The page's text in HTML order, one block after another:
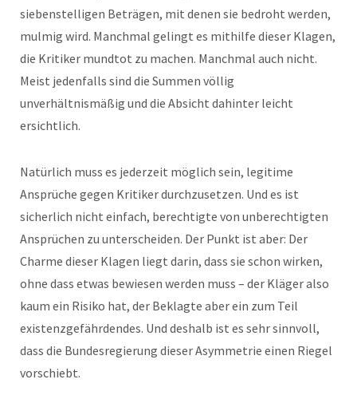
siebenstelligen Beträgen, mit denen sie bedroht werden,
mulmig wird. Manchmal gelingt es mithilfe dieser Klagen,
die Kritiker mundtot zu machen. Manchmal auch nicht.
Meist jedenfalls sind die Summen völlig
unverhältnismäßig und die Absicht dahinter leicht
ersichtlich.
Natürlich muss es jederzeit möglich sein, legitime
Ansprüche gegen Kritiker durchzusetzen. Und es ist
sicherlich nicht einfach, berechtigte von unberechtigten
Ansprüchen zu unterscheiden. Der Punkt ist aber: Der
Charme dieser Klagen liegt darin, dass sie schon wirken,
ohne dass etwas bewiesen werden muss – der Kläger also
kaum ein Risiko hat, der Beklagte aber ein zum Teil
existenzgefährdendes. Und deshalb ist es sehr sinnvoll,
dass die Bundesregierung dieser Asymmetrie einen Riegel
vorschiebt.